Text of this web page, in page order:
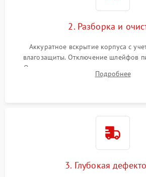
2. Разборка и
Аккуратное вскрытие корпуса с
влагозащиты. Отключение шлейфов
Очистка внутренних плат от окислов
обработка германиевого объектива
Подробнее
3. Глубокая